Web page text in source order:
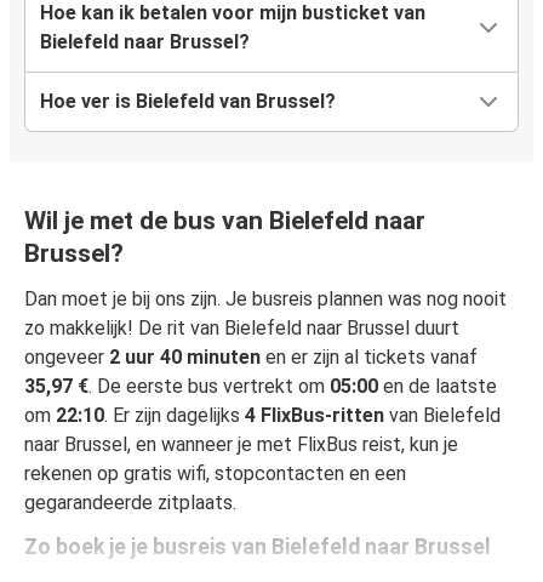
Hoe kan ik betalen voor mijn busticket van
Bielefeld naar Brussel?
Hoe ver is Bielefeld van Brussel?
Wil je met de bus van Bielefeld naar
Brussel?
Dan moet je bij ons zijn. Je busreis plannen was nog nooit
zo makkelijk! De rit van Bielefeld naar Brussel duurt
ongeveer 2 uur 40 minuten en er zijn al tickets vanaf
35,97 €. De eerste bus vertrekt om 05:00 en de laatste
om 22:10. Er zijn dagelijks 4 FlixBus-ritten van Bielefeld
naar Brussel, en wanneer je met FlixBus reist, kun je
rekenen op gratis wifi, stopcontacten en een
gegarandeerde zitplaats.
Zo boek je je busreis van Bielefeld naar Brussel